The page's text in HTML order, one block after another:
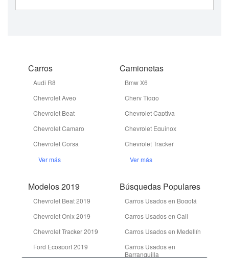
Carros
Audi R8
Chevrolet Aveo
Chevrolet Beat
Chevrolet Camaro
Chevrolet Corsa
Ver más
Camionetas
Bmw X6
Chery Tiggo
Chevrolet Captiva
Chevrolet Equinox
Chevrolet Tracker
Ver más
Modelos 2019
Chevrolet Beat 2019
Chevrolet Onix 2019
Chevrolet Tracker 2019
Ford Ecosport 2019
Búsquedas Populares
Carros Usados en Bogotá
Carros Usados en Cali
Carros Usados en Medellín
Carros Usados en
Barranquilla